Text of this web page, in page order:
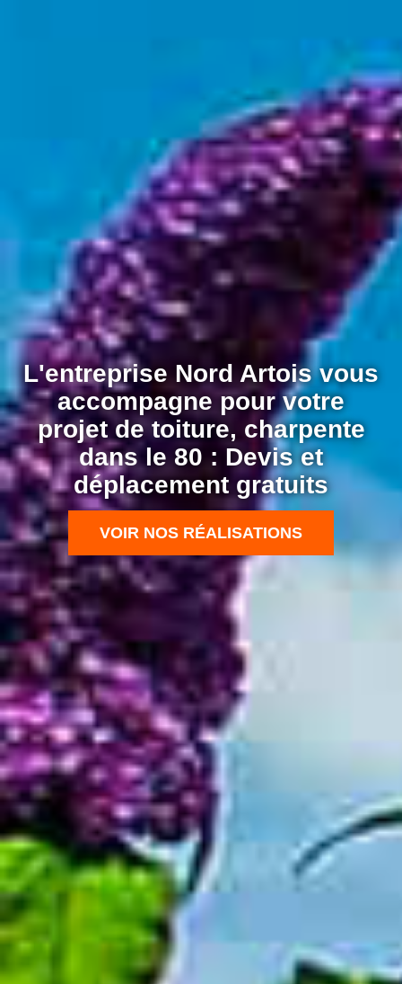
L'entreprise Nord Artois vous
accompagne pour votre
projet de toiture, charpente
dans le 80 : Devis et
déplacement gratuits
VOIR NOS RÉALISATIONS